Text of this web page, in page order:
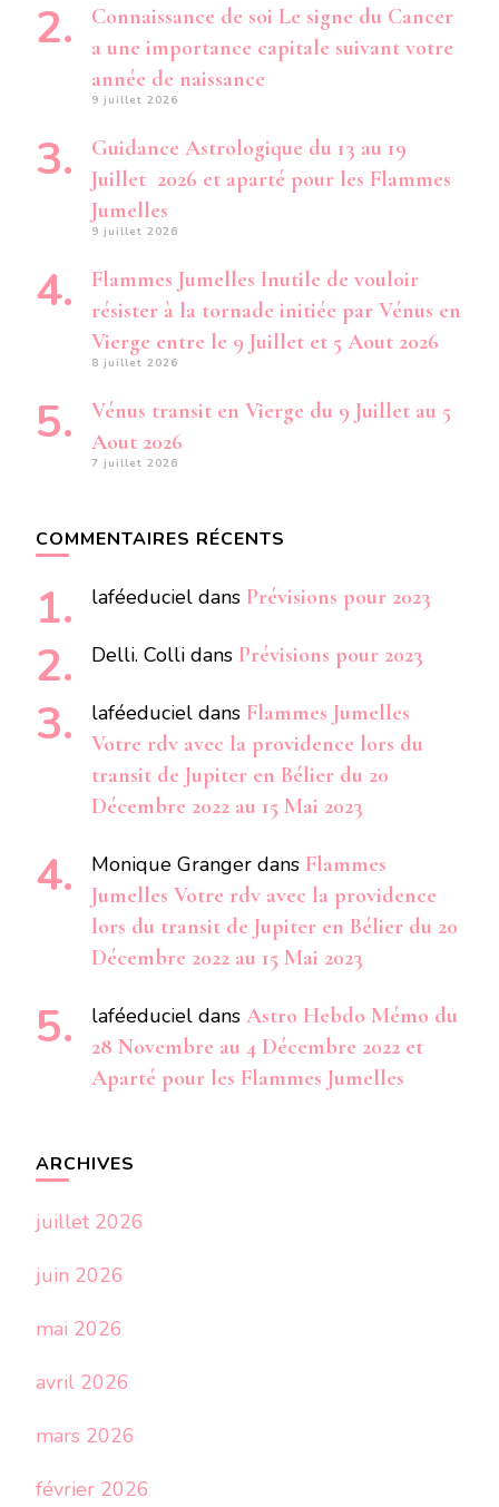
Connaissance de soi Le signe du Cancer
a une importance capitale suivant votre
année de naissance
9 juillet 2026
Guidance Astrologique du 13 au 19
Juillet 2026 et aparté pour les Flammes
Jumelles
9 juillet 2026
Flammes Jumelles Inutile de vouloir
résister à la tornade initiée par Vénus en
Vierge entre le 9 Juillet et 5 Aout 2026
8 juillet 2026
Vénus transit en Vierge du 9 Juillet au 5
Aout 2026
7 juillet 2026
COMMENTAIRES RÉCENTS
laféeduciel dans Prévisions pour 2023
Delli. Colli dans Prévisions pour 2023
laféeduciel dans Flammes Jumelles
Votre rdv avec la providence lors du
transit de Jupiter en Bélier du 20
Décembre 2022 au 15 Mai 2023
Monique Granger dans Flammes
Jumelles Votre rdv avec la providence
lors du transit de Jupiter en Bélier du 20
Décembre 2022 au 15 Mai 2023
laféeduciel dans Astro Hebdo Mémo du
28 Novembre au 4 Décembre 2022 et
Aparté pour les Flammes Jumelles
ARCHIVES
juillet 2026
juin 2026
mai 2026
avril 2026
mars 2026
février 2026